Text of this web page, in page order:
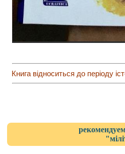
Книга відноситься до періоду